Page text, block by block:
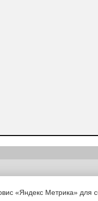
Copyright (c) |
«Яндекс Метрика» для